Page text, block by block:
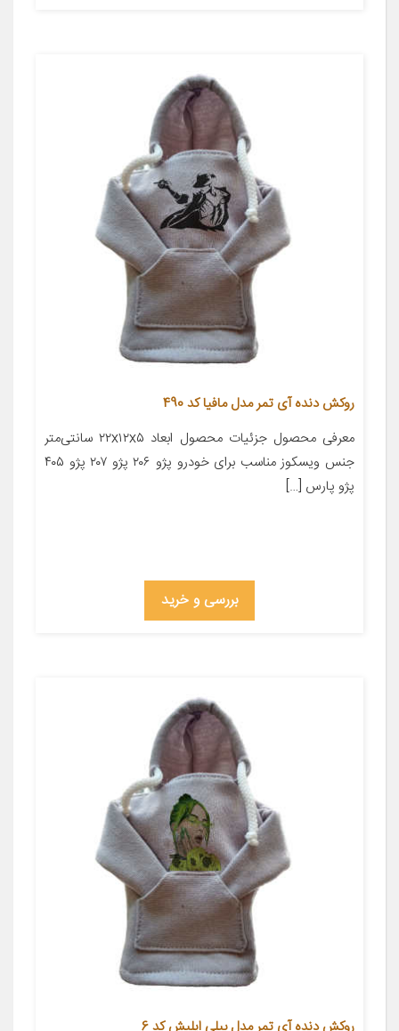
روکش دنده آی تمر مدل مافیا کد 490
معرفی محصول جزئیات محصول ابعاد ۲۲x۱۲x۵ سانتی‌متر
جنس ویسکوز مناسب برای خودرو پژو ۲۰۶ پژو ۲۰۷ پژو ۴۰۵
پژو پارس […]
بررسی و خرید